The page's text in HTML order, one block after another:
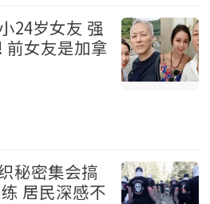
24岁女友 强
女友是加拿
秘密集会搞
居民深感不